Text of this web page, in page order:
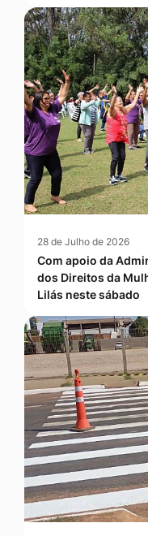
28 de Julho de 2026
Com apoio da
dos Direitos da
Lilás neste sábado